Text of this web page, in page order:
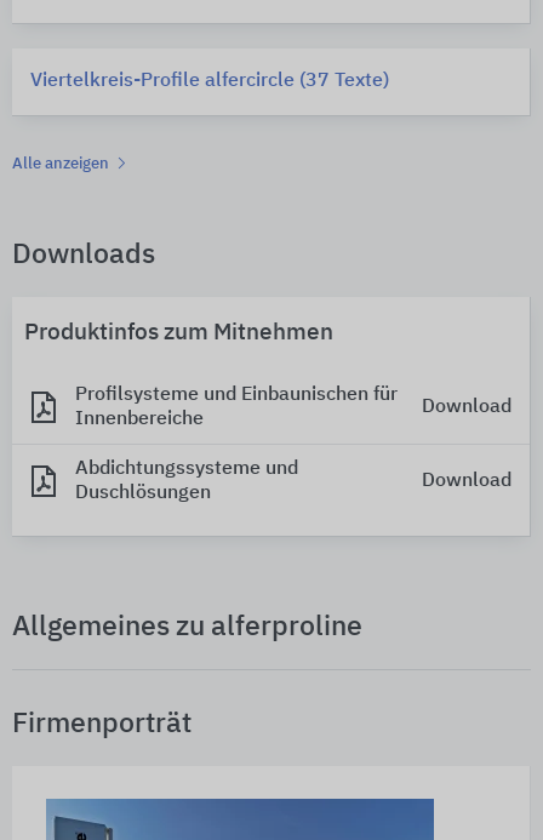
Viertelkreis-Profile alfercircle (37 Texte)
Alle anzeigen
Downloads
Produktinfos zum Mitnehmen
Profilsysteme und Einbaunischen für
Innenbereiche
Download
Abdichtungssysteme und
Duschlösungen
Download
Allgemeines zu alferproline
Firmenporträt